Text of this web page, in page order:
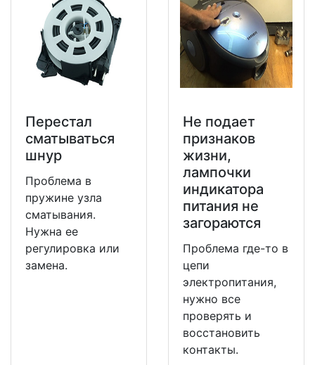
Перестал
сматываться
шнур
Проблема в
пружине узла
сматывания.
Нужна ее
регулировка или
замена.
Не подает
признаков
жизни,
лампочки
индикатора
питания не
загораются
Проблема где-то в
цепи
электропитания,
нужно все
проверять и
восстановить
контакты.